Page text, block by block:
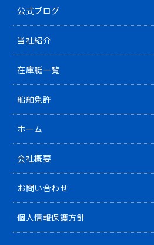
公式ブログ
当社紹介
在庫艇一覧
船舶免許
ホーム
会社概要
お問い合わせ
個人情報保護方針